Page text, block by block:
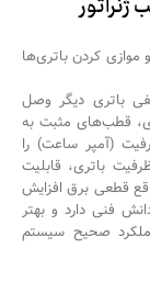
کردن باتری‌ها
باتری دیگر وصل
قطب‌های مثبت به
(آمپر ساعت) را
باتری، قابلیت
قطعی برق افزایش
فنی دارد و بهتر
صحیح سیستم